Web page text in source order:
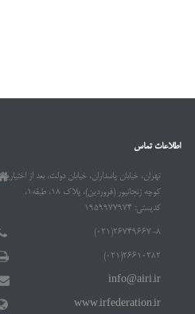
اطلاعات تماس
تهران، خیابان پاسداران، خیابان دولت، بعد از اختیاریه،
کوچه زنجانپور (فروردین)، پلاک ۱۸، طبقه۱،
کدپستی: ۱۹۵۹۹۷۷۹۷۴
۲۶۷۴۹۶۶۷-۸(۰۲۱)
۲۶۶۱۰۲۸۲(۰۲۱)
info@airi.ir
www.irfederation.ir